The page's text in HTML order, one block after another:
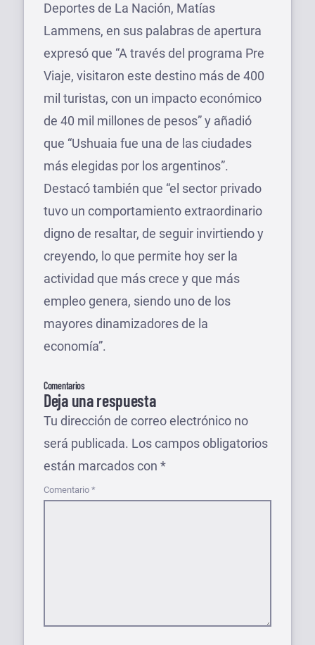
Deportes de La Nación, Matías
Lammens, en sus palabras de apertura
expresó que “A través del programa Pre
Viaje, visitaron este destino más de 400
mil turistas, con un impacto económico
de 40 mil millones de pesos” y añadió
que “Ushuaia fue una de las ciudades
más elegidas por los argentinos”.
Destacó también que “el sector privado
tuvo un comportamiento extraordinario
digno de resaltar, de seguir invirtiendo y
creyendo, lo que permite hoy ser la
actividad que más crece y que más
empleo genera, siendo uno de los
mayores dinamizadores de la
economía”.
Comentarios
Deja una respuesta
Tu dirección de correo electrónico no
será publicada. Los campos obligatorios
están marcados con *
Comentario *